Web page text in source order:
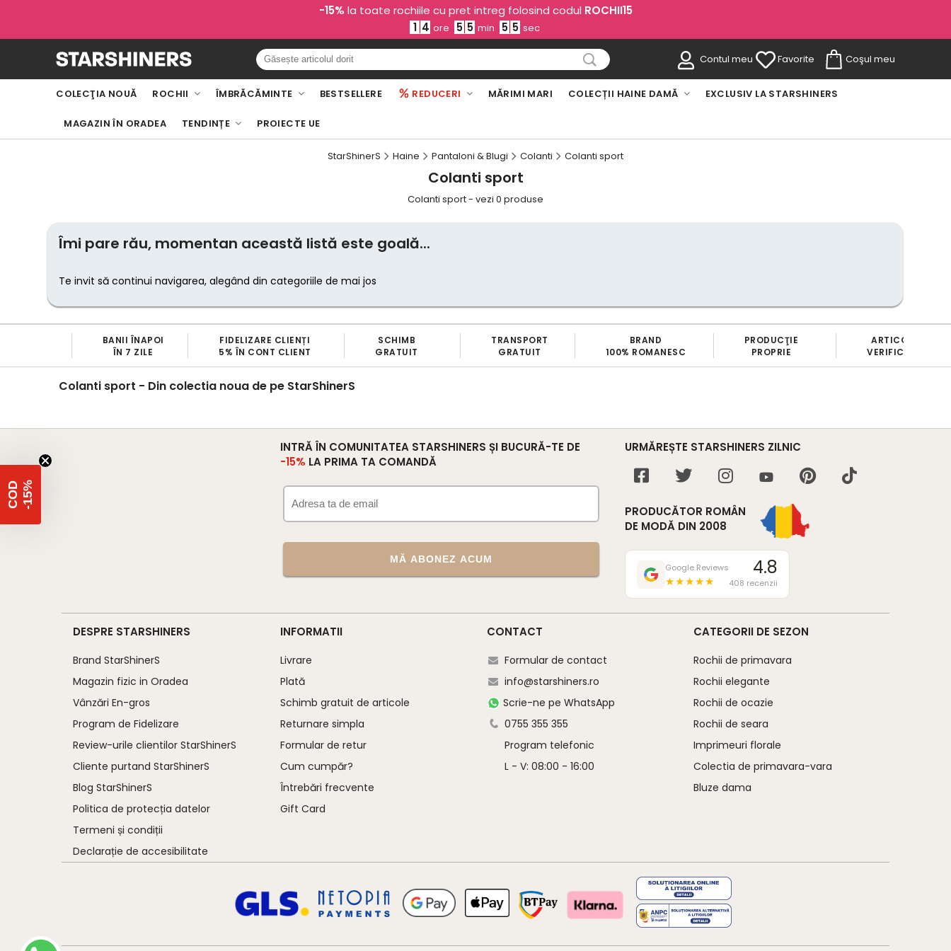
-15% la toate rochiile cu pret intreg folosind codul ROCHII15
1 4 ore 5 5 min 5 5 sec
Contul meu Favorite Coşul meu
COLECŢIA NOUĂ ROCHII ÎMBRĂCĂMINTE BESTSELLERE REDUCERI MĂRIMI MARI COLECȚII HAINE DAMĂ EXCLUSIV LA STARSHINERS
MAGAZIN ÎN ORADEA TENDINȚE PROIECTE UE
StarShinerS Haine Pantaloni & Blugi Colanti Colanti sport
Colanti sport
Colanti sport - vezi 0 produse
Îmi pare rău, momentan această listă este goală...
Te invit să continui navigarea, alegând din categoriile de mai jos
FIDELIZARE CLIENȚI
5% ÎN CONT CLIENT
SCHIMB
GRATUIT
TRANSPORT
GRATUIT
BRAND
100% ROMANESC
PRODUCŢIE
PROPRIE
ARTICOLE
VERIFICATE
BANII
Colanti sport - Din colectia noua de pe StarShinerS
INTRĂ ÎN COMUNITATEA STARSHINERS ȘI BUCURĂ-TE DE
-15% LA PRIMA TA COMANDĂ
MĂ ABONEZ ACUM
URMĂREȘTE STARSHINERS ZILNIC
PRODUCĂTOR ROMÂN
DE MODĂ DIN 2008
Google Reviews
★★★★★
4.8
408 recenzii
DESPRE STARSHINERS
Brand StarShinerS
Magazin fizic in Oradea
Vânzări En-gros
Program de Fidelizare
Review-urile clientilor StarShinerS
Cliente purtand StarShinerS
Blog StarShinerS
Politica de protecția datelor
Termeni și condiții
Declarație de accesibilitate
INFORMATII
Livrare
Plată
Schimb gratuit de articole
Returnare simpla
Formular de retur
Cum cumpăr?
Întrebări frecvente
Gift Card
CONTACT
Formular de contact
info@starshiners.ro
Scrie-ne pe WhatsApp
0755 355 355
Program telefonic
L - V: 08:00 - 16:00
CATEGORII DE SEZON
Rochii de primavara
Rochii elegante
Rochii de ocazie
Rochii de seara
Imprimeuri florale
Colectia de primavara-vara
Bluze dama
C
O
D
-
1
5 %